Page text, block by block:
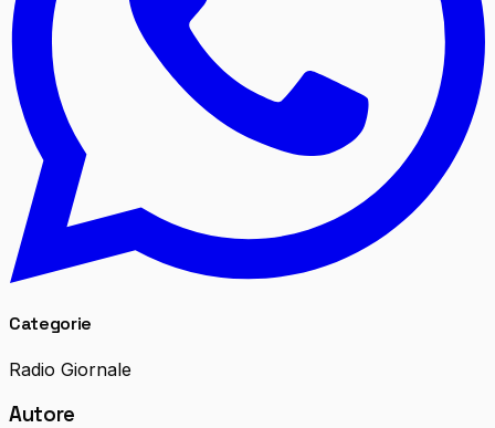
Categorie
Radio Giornale
Autore